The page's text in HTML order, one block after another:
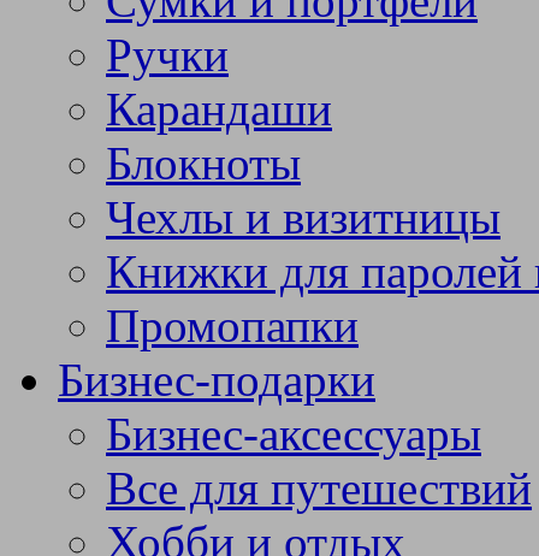
Ручки
Карандаши
Блокноты
Чехлы и визитницы
Книжки для паролей
Промопапки
Бизнес-подарки
Бизнес-аксессуары
Все для путешествий
Хобби и отдых